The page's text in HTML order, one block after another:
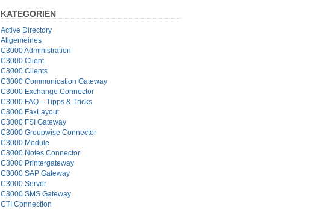
KATEGORIEN
Active Directory
Allgemeines
C3000 Administration
C3000 Client
C3000 Clients
C3000 Communication Gateway
C3000 Exchange Connector
C3000 FAQ – Tipps & Tricks
C3000 FaxLayout
C3000 FSI Gateway
C3000 Groupwise Connector
C3000 Module
C3000 Notes Connector
C3000 Printergateway
C3000 SAP Gateway
C3000 Server
C3000 SMS Gateway
CTI Connection